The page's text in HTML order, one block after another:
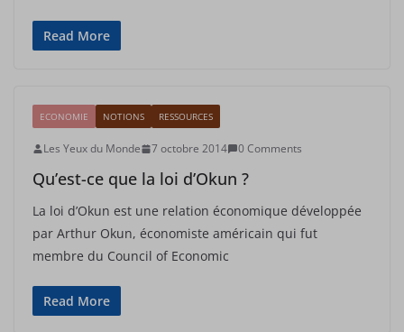
Read More
ECONOMIE NOTIONS RESSOURCES
Les Yeux du Monde 7 octobre 2014 0 Comments
Qu’est-ce que la loi d’Okun ?
La loi d’Okun est une relation économique développée
par Arthur Okun, économiste américain qui fut
membre du Council of Economic
Read More